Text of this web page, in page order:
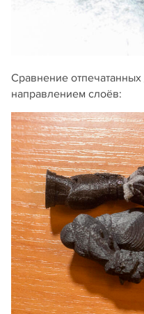
Сравнение
направлением слоёв: